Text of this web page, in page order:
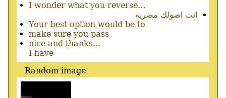
I wonder what you reverse…
انت اصولك مصريه
Your best option would be to
make sure you pass
nice and thanks...
I have
Random image